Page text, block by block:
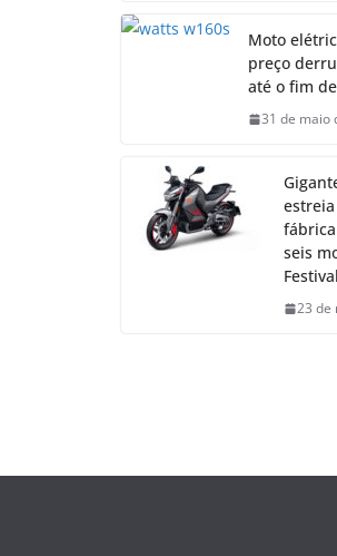
Moto
preço
até o fim
31 de maio
seis
23 de